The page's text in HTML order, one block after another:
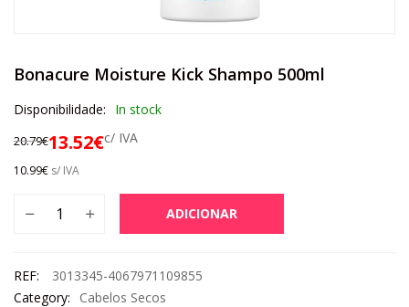
Bonacure Moisture Kick Shampo 500ml
Disponibilidade: In stock
20.79€13.52€c/ IVA
10.99€ s/ IVA
ADICIONAR
REF:
3013345-4067971109855
Category:
Cabelos Secos